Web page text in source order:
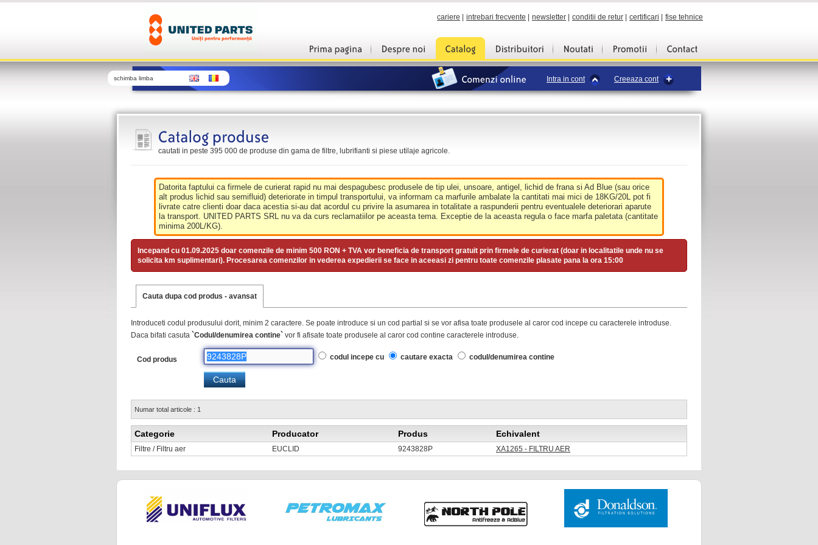
cariere intrebari frecvente newsletter conditii de retur certificari fise tehnice
schimba limba Intra in cont Creeaza cont
cautati in peste 395 000 de produse din gama de filtre, lubrifianti si piese utilaje agricole.
Datorita faptului ca firmele de curierat rapid nu mai despagubesc produsele de tip ulei, unsoare, antigel, lichid de frana si Ad Blue (sau orice
alt produs lichid sau semifluid) deteriorate in timpul transportului, va informam ca marfurile ambalate la cantitati mai mici de 18KG/20L pot fi
livrate catre clienti doar daca acestia si-au dat acordul cu privire la asumarea in totalitate a raspunderii pentru eventualele deteriorari aparute
la transport. UNITED PARTS SRL nu va da curs reclamatiilor pe aceasta tema. Exceptie de la aceasta regula o face marfa paletata (cantitate
minima 200L/KG).
Incepand cu 01.09.2025 doar comenzile de minim 500 RON + TVA vor beneficia de transport gratuit prin firmele de curierat (doar in localitatile unde nu se
solicita km suplimentari). Procesarea comenzilor in vederea expedierii se face in aceeasi zi pentru toate comenzile plasate pana la ora 15:00
Cauta dupa cod produs - avansat
Introduceti codul produsului dorit, minim 2 caractere. Se poate introduce si un cod partial si se vor afisa toate produsele al caror cod incepe cu caracterele introduse.
Daca bifati casuta `Codul/denumirea contine` vor fi afisate toate produsele al caror cod contine caracterele introduse.
Cod produs codul incepe cu cautare exacta codul/denumirea contine
Numar total articole : 1
Categorie Producator Produs Echivalent
Filtre / Filtru aer EUCLID 9243828P XA1265 - FILTRU AER